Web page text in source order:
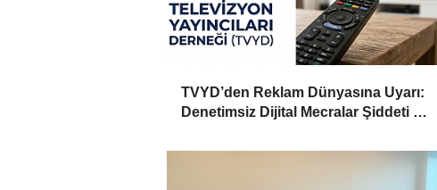
TVYD’den Reklam Dünyasına Uyarı:
Denetimsiz Dijital Mecralar Şiddeti ve